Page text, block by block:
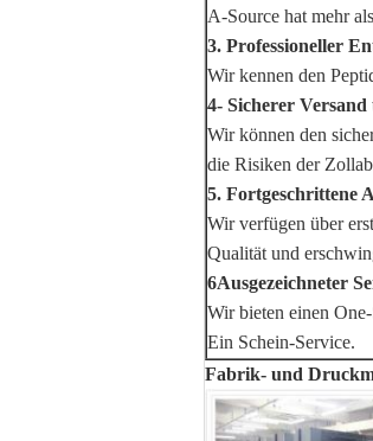
A-Source hat mehr
3. Professioneller
Wir kennen den
4- Sicherer
Wir können den
die Risiken der
5. Fortgeschrittene
Wir verfügen über
Qualität und
6Ausgezeichneter
Wir bieten einen
Ein Schein-Service.
Fabrik- und